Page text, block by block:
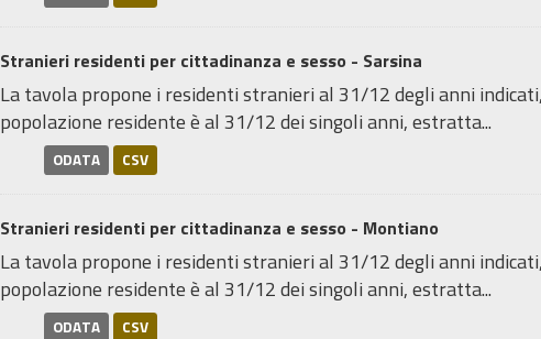
Stranieri residenti per cittadinanza e sesso - Sarsina
La tavola propone i residenti stranieri al 31/12 degli anni
popolazione residente è al 31/12 dei singoli anni, estratta...
ODATA CSV
Stranieri residenti per cittadinanza e sesso - Montiano
La tavola propone i residenti stranieri al 31/12 degli anni
popolazione residente è al 31/12 dei singoli anni, estratta...
ODATA CSV